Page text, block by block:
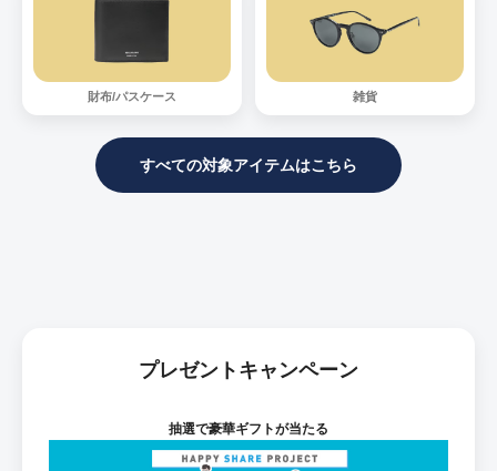
財布/パスケース 雑貨
すべての対象アイテムはこちら
プレゼントキャンペーン
抽選で豪華ギフトが当たる